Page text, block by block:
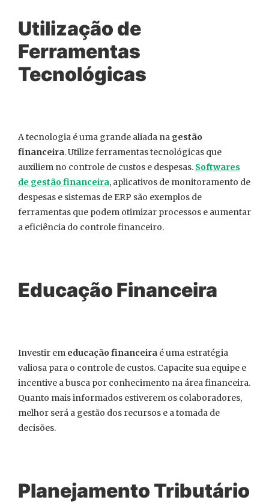
Utilização de
Ferramentas
Tecnológicas
A tecnologia é uma grande aliada na gestão
financeira. Utilize ferramentas tecnológicas que
auxiliem no controle de custos e despesas. Softwares
de gestão financeira, aplicativos de monitoramento de
despesas e sistemas de ERP são exemplos de
ferramentas que podem otimizar processos e aumentar
a eficiência do controle financeiro.
Educação Financeira
Investir em educação financeira é uma estratégia
valiosa para o controle de custos. Capacite sua equipe e
incentive a busca por conhecimento na área financeira.
Quanto mais informados estiverem os colaboradores,
melhor será a gestão dos recursos e a tomada de
decisões.
Planejamento Tributário